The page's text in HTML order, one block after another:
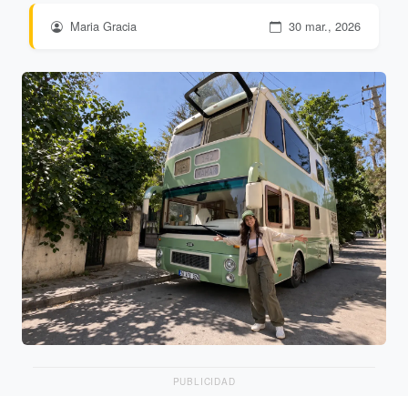
Maria Gracia 30 mar., 2026
PUBLICIDAD